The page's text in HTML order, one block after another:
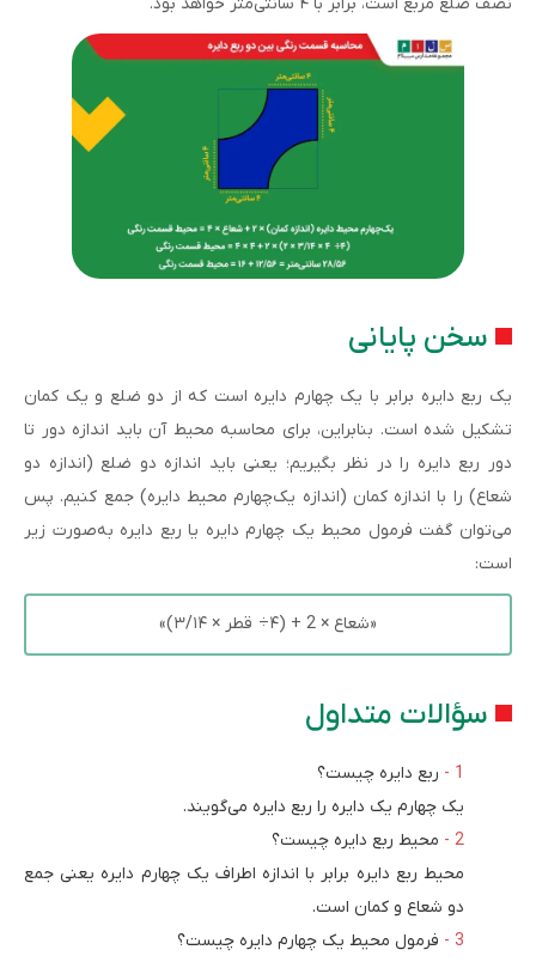
سخن پایانی
یک ربع دایره برابر با یک چهارم دایره است که از دو ضلع و یک کمان
تشکیل شده است. بنابراین، برای محاسبه محیط آن باید اندازه دور تا
دور ربع دایره را در نظر بگیریم؛ یعنی باید اندازه دو ضلع (اندازه دو
شعاع) را با اندازه کمان (اندازه یک‌چهارم محیط دایره) جمع کنیم. پس
می‌توان گفت فرمول محیط یک چهارم دایره یا ربع دایره به‌صورت زیر
است:
«شعاع × 2 + (۴÷ قطر × ۳/۱۴)»
سؤالات متداول
ربع دایره چیست؟
یک چهارم یک دایره را ربع دایره می‌گویند.
محیط ربع دایره چیست؟
محیط ربع دایره برابر با اندازه اطراف یک چهارم دایره یعنی جمع
دو شعاع و کمان است.
فرمول محیط یک چهارم دایره چیست؟